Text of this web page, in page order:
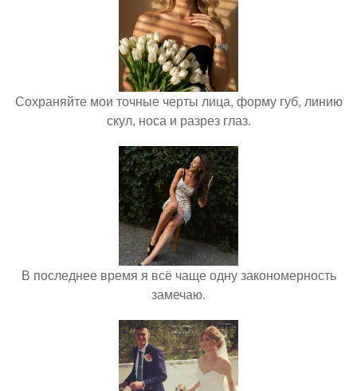
Сохраняйте мои точные черты лица, форму губ, линию
скул, носа и разрез глаз.
В последнее время я всё чаще одну закономерность
замечаю.